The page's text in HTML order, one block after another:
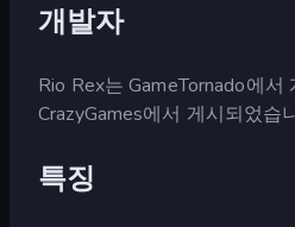
개발자
Rio Rex는 GameTornado에서
CrazyGames에서 게시되었습
특징